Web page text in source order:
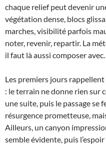
chaque relief peut devenir
végétation dense, blocs
marches, visibilité parfois
noter, revenir, repartir. La
il faut là aussi composer
Les premiers jours
: le terrain ne donne rien sur
une suite, puis le passage se
résurgence prometteuse,
Ailleurs, un canyon
semble évidente, puis